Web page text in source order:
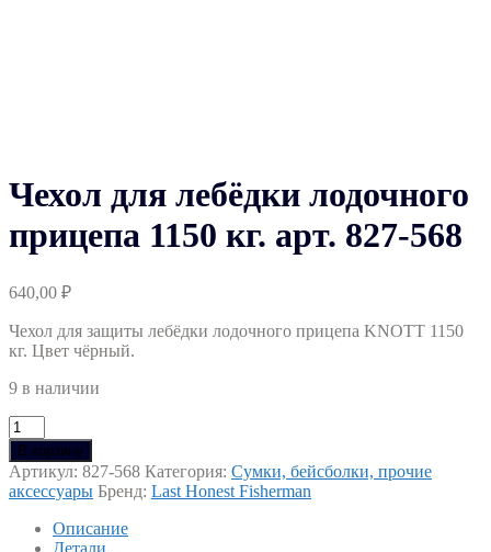
Чехол для лебёдки лодочного
прицепа 1150 кг. арт. 827-568
640,00 ₽
Чехол для защиты лебёдки лодочного прицепа KNOTT 1150
кг. Цвет чёрный.
9 в наличии
Количество
товара
Чехол
для
лебёдки
лодочного
прицепа
В корзину
Артикул: 827-568 Категория: Сумки, бейсболки, прочие
аксессуары Бренд: Last Honest Fisherman
Описание
Детали